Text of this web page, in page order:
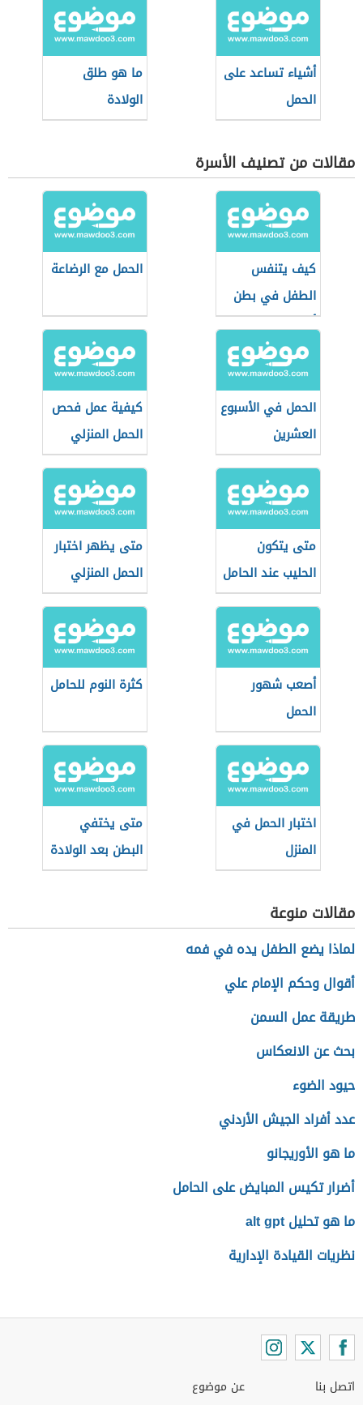
أشياء تساعد على
الحمل
ما هو طلق
الولادة
مقالات من تصنيف الأسرة
كيف يتنفس
الطفل في بطن
أمه
الحمل مع الرضاعة
الحمل في الأسبوع
العشرين
كيفية عمل فحص
الحمل المنزلي
متى يتكون
الحليب عند الحامل
متى يظهر اختبار
الحمل المنزلي
أصعب شهور
الحمل
كثرة النوم للحامل
اختبار الحمل في
المنزل
متى يختفي
البطن بعد الولادة
مقالات منوعة
لماذا يضع الطفل يده في فمه
أقوال وحكم الإمام علي
طريقة عمل السمن
بحث عن الانعكاس
حيود الضوء
عدد أفراد الجيش الأردني
ما هو الأوريجانو
أضرار تكيس المبايض على الحامل
ما هو تحليل alt gpt
نظريات القيادة الإدارية
اتصل بنا عن موضوع